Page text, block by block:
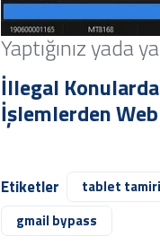
Yaptığınız yada
İllegal
İşlemlerden
Etiketler tablet tamiri
gmail bypass